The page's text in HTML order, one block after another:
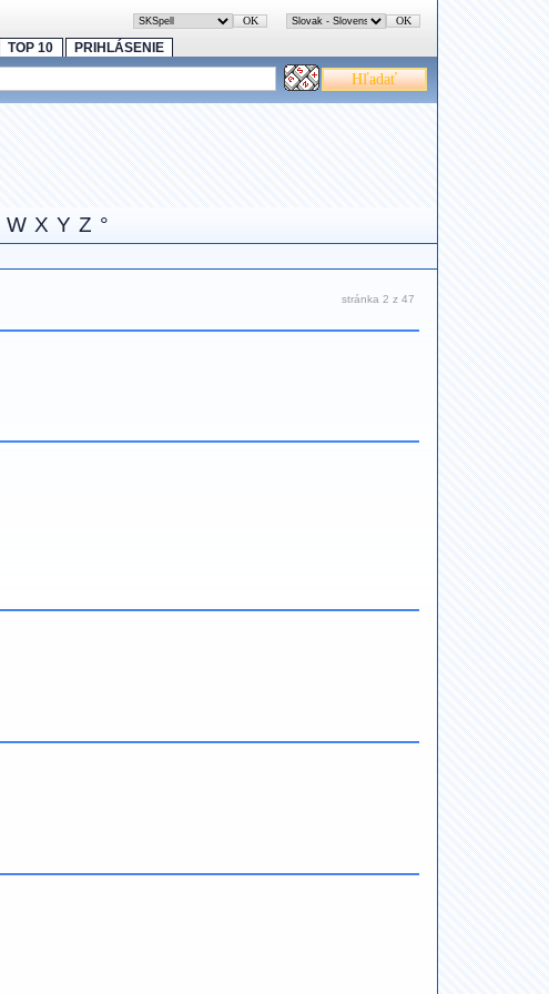
TOP 10 PRIHLÁSENIE
W X Y Z °
stránka 2 z 47